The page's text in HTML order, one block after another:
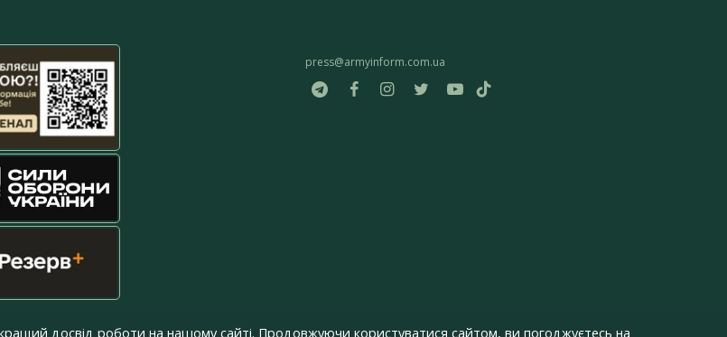
press@armyinform.com.ua
досвід роботи на нашому сайті. Продовжуючи користуватися сайтом, ви погоджуєтесь на